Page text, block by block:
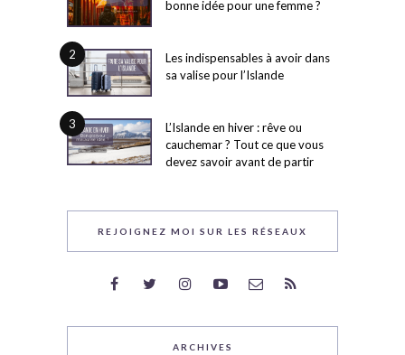
bonne idée pour une femme ?
2
Les indispensables à avoir dans
sa valise pour l’Islande
3
L’Islande en hiver : rêve ou
cauchemar ? Tout ce que vous
devez savoir avant de partir
REJOIGNEZ MOI SUR LES RÉSEAUX
ARCHIVES